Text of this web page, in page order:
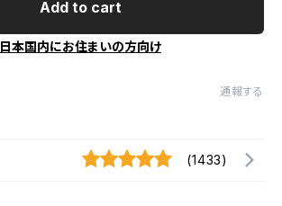
Add to cart
日本国内にお住まいの方向け
通報する
(1433)